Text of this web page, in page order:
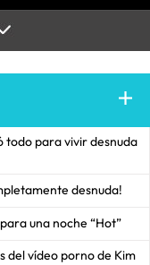
todo para vivir desnuda
desnuda!
una noche “Hot”
del vídeo porno de Kim